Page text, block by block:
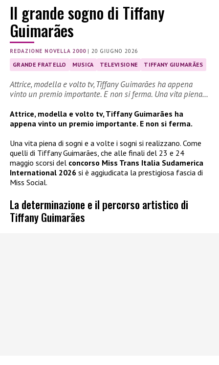
Il grande sogno di Tiffany
Guimarães
REDAZIONE NOVELLA 2000|20 GIUGNO 2026
GRANDE FRATELLO MUSICA TELEVISIONE TIFFANY GIUMARÃES
Attrice, modella e volto tv, Tiffany Guimarães ha appena
vinto un premio importante. E non si ferma. Una vita piena…
Attrice, modella e volto tv, Tiffany Guimarães ha
appena vinto un premio importante. E non si ferma.
Una vita piena di sogni e a volte i sogni si realizzano. Come
quelli di Tiffany Guimarães, che alle finali del 23 e 24
maggio scorsi del concorso Miss Trans Italia Sudamerica
International 2026 si è aggiudicata la prestigiosa fascia di
Miss Social.
La determinazione e il percorso artistico di
Tiffany Guimarães